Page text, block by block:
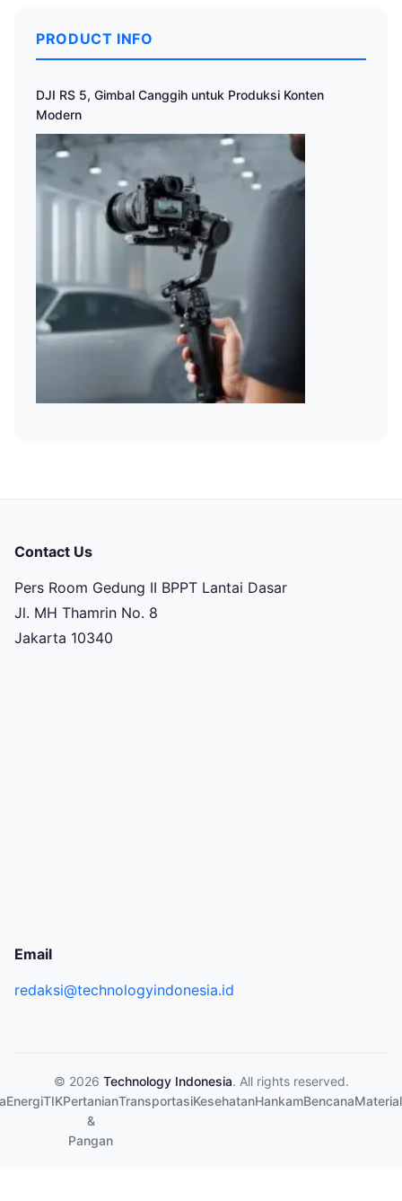
PRODUCT INFO
DJI RS 5, Gimbal Canggih untuk Produksi Konten
Modern
Contact Us
Pers Room Gedung II BPPT Lantai Dasar
Jl. MH Thamrin No. 8
Jakarta 10340
Email
redaksi@technologyindonesia.id
© 2026 Technology Indonesia. All rights reserved.
EnergiTIKPertanian
&
Pangan
TransportasiKesehatanHankamBencanaMaterial